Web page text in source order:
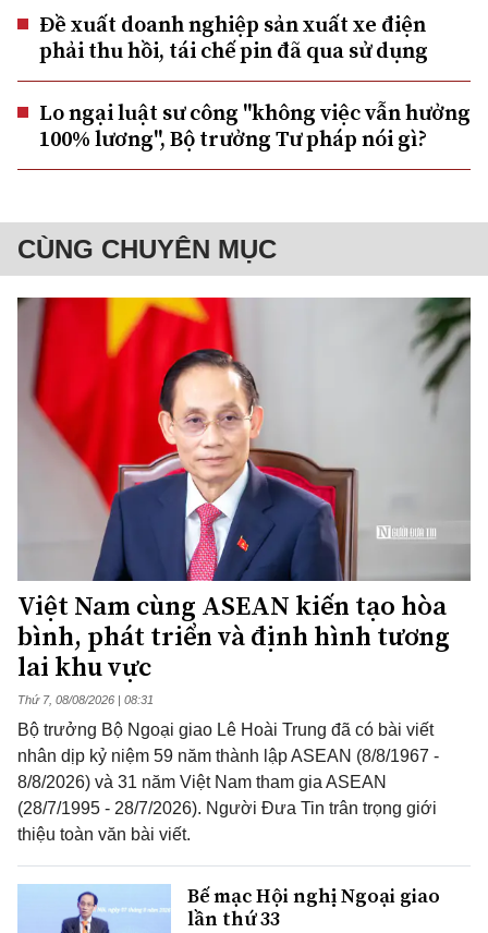
Đề xuất doanh nghiệp sản xuất xe điện
phải thu hồi, tái chế pin đã qua sử dụng
Lo ngại luật sư công "không việc vẫn hưởng
100% lương", Bộ trưởng Tư pháp nói gì?
CÙNG CHUYÊN MỤC
Việt Nam cùng ASEAN kiến tạo hòa
bình, phát triển và định hình tương
lai khu vực
Thứ 7, 08/08/2026 | 08:31
Bộ trưởng Bộ Ngoại giao Lê Hoài Trung đã có bài viết
nhân dịp kỷ niệm 59 năm thành lập ASEAN (8/8/1967 -
8/8/2026) và 31 năm Việt Nam tham gia ASEAN
(28/7/1995 - 28/7/2026). Người Đưa Tin trân trọng giới
thiệu toàn văn bài viết.
Bế mạc Hội nghị Ngoại giao
lần thứ 33